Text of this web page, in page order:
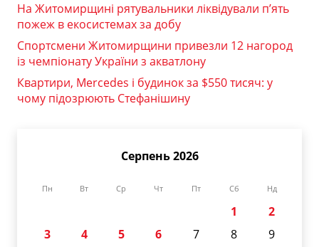
На Житомирщині рятувальники ліквідували п’ять
пожеж в екосистемах за добу
Спортсмени Житомирщини привезли 12 нагород
із чемпіонату України з акватлону
Квартири, Mercedes і будинок за $550 тисяч: у
чому підозрюють Стефанішину
Серпень 2026
Пн Вт Ср Чт Пт Сб Нд
1
2
3
4 5 6 7 8
9